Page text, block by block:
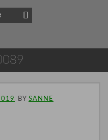
BY SANNE